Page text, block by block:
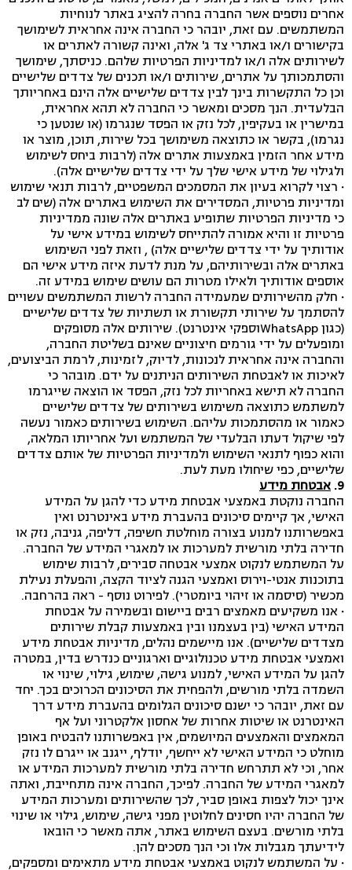
אחרים נוספים אשר החברה בחרה להציג באתר לנוחיות
המשתמשים. עם זאת, יובהר כי החברה אינה אחראית לשימושך
בקישורים ו/או באתרי צד ג' אלה, ואינה קשורה לאתרים או
לשירותים אלה ו/או למדיניות הפרטיות שלהם. כניסתך, שימושך
והסתמכותך על אתרים, שירותים ו/או תכנים של צדדים שלישיים
וכן כל התקשרות בינך לבין צדדים שלישיים אלה הינם באחריותך
הבלעדית. הנך מסכים ומאשר כי החברה לא תהא אחראית,
במישרין או בעקיפין, לכל נזק או הפסד שנגרמו (או שנטען כי
נגרמו), בקשר או כתוצאה משימושך בכל שירות, תוכן, מוצר או
מידע אחר הזמין באמצעות אתרים אלה (לרבות ביחס לשימוש
ולגילוי של מידע אישי שלך על ידי צדדים שלישיים אלה).
· רצוי לקרוא בעיון את המסמכים המשפטיים, לרבות תנאי שימוש
ומדיניות פרטיות, המסדירים את השימוש באתרים אלה (שים לב
כי מדיניות הפרטיות שתופיע באתרים אלה שונה ממדיניות
פרטיות זו והיא אמורה להתייחס לשימוש במידע אישי על
אודותיך על ידי צדדים שלישיים אלה) , וזאת לפני השימוש
באתרים אלה ובשירותיהם, על מנת לדעת איזה מידע אישי הם
אוספים אודותיך ולאילו מטרות הם עושים שימוש במידע זה.
· חלק מהשירותים שמעמידה החברה לרשות המשתמשים עשויים
להסתמך על שירותי תקשורת או תשתיות של צדדים שלישיים
(כגון WhatsAppוספקי אינטרנט). שירותים אלה מסופקים
ומופעלים על ידי גורמים חיצוניים שאינם בשליטת החברה,
והחברה אינה אחראית לנכונות, לדיוק, לזמינות, לרמת הביצועים,
לאיכות או לאבטחת השירותים הניתנים על ידם. מובהר כי
החברה לא תישא באחריות לכל נזק, הפסד או הוצאה שייגרמו
למשתמש כתוצאה משימוש בשירותים של צדדים שלישיים
כאמור או מהסתמכות עליהם. השימוש בשירותים כאמור נעשה
לפי שיקול דעתו הבלעדי של המשתמש ועל אחריותו המלאה,
והוא כפוף לתנאי השימוש ולמדיניות הפרטיות של אותם צדדים
שלישיים, כפי שיחולו מעת לעת.
9. אבטחת מידע
החברה נוקטת באמצעי אבטחת מידע כדי להגן על המידע
האישי, אך קיימים סיכונים בהעברת מידע באינטרנט ואין
באפשרותנו למנוע בצורה מוחלטת חשיפה, דליפה, גניבה, נזק או
חדירה בלתי מורשית למערכות או למאגרי המידע של החברה.
על המשתמש לנקוט אמצעי אבטחה סבירים, לרבות שימוש
בתוכנות אנטי-וירוס ואמצעי הגנה לציוד הקצה, והפעלת נעילת
מכשיר (סיסמה או זיהוי ביומטרי). לפירוט נוסף - ראה בהרחבה.
· אנו משקיעים מאמצים רבים ביישום ובשמירה על אבטחת
המידע האישי (בין בעצמנו ובין באמצעות קבלת שירותים
מצדדים שלישיים). אנו מיישמים נהלים, מדיניות אבטחת מידע
ואמצעי אבטחת מידע טכנולוגיים וארגוניים כנדרש בדין, במטרה
להגן על המידע האישי, למנוע גישה, שימוש, גילוי, שינוי או
השמדה בלתי מורשים, ולהפחית את הסיכונים הכרוכים בכך. יחד
עם זאת, יובהר כי ישנם סיכונים הגלומים בהעברת מידע דרך
האינטרנט או שיטות אחרות של אחסון אלקטרוני ועל אף
המאמצים והאמצעים המיושמים, אין באפשרותנו להבטיח באופן
מוחלט כי המידע האישי לא ייחשף, יודלף, ייגנב או ייגרם לו נזק
אחר, וכי לא תתרחש חדירה בלתי מורשית למערכות המידע או
למאגרי המידע של החברה. לפיכך, החברה אינה מתחייבת, ואתה
אינך יכול לצפות באופן סביר, לכך שהשירותים ומערכות המידע
של החברה יהיו חסינים לחלוטין מפני גישה, שימוש, גילוי או שינוי
בלתי מורשים. בעצם השימוש באתר, אתה מאשר כי הובאו
לידיעתך מגבלות אלו וכי הנך מסכים להן.
· על המשתמש לנקוט באמצעי אבטחת מידע מתאימים ומספקים,